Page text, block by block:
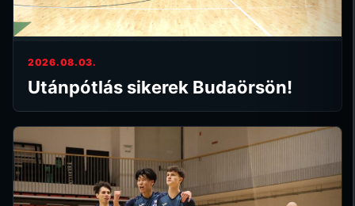
2026.08.03.
Utánpótlás sikerek Budaörsön!